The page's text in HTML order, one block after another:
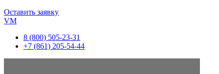
Оставить заявку
VM
8 (800) 505-23-31
+7 (861) 205-54-44